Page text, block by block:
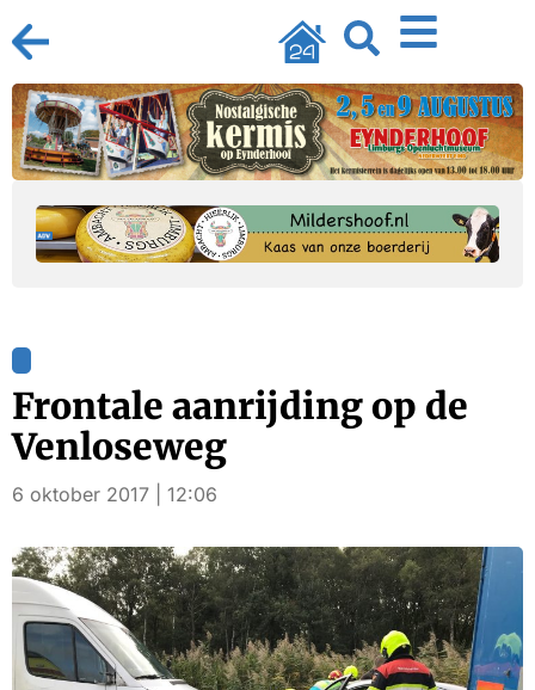
Frontale aanrijding op de
Venloseweg
6 oktober 2017 | 12:06